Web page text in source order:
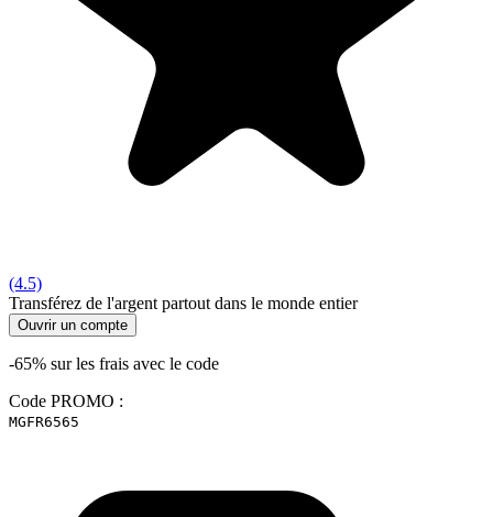
(4.5)
Transférez de l'argent partout dans le monde entier
Ouvrir un compte
-65% sur les frais avec le code
Code PROMO :
MGFR6565